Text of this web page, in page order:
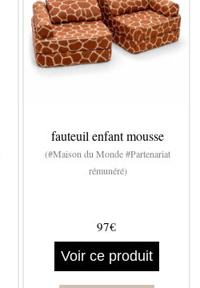
fauteuil enfant mousse
(#Maison du Monde #Partenariat
rémunéré)
97€
Voir ce produit